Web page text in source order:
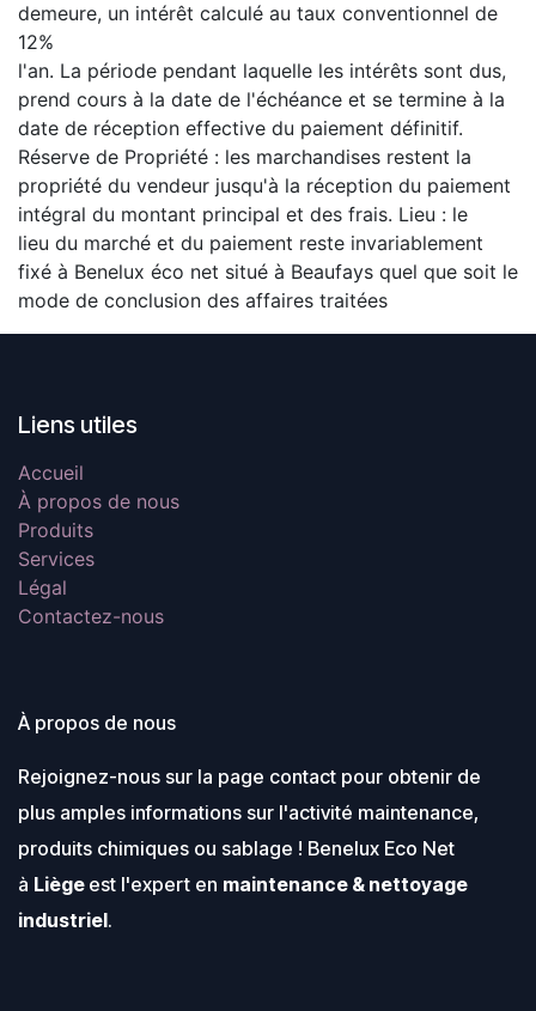
demeure, un intérêt calculé au taux conventionnel de
12%
l'an. La période pendant laquelle les intérêts sont dus,
prend cours à la date de l'échéance et se termine à la
date de réception effective du paiement définitif.
Réserve de Propriété : les marchandises restent la
propriété du vendeur jusqu'à la réception du paiement
intégral du montant principal et des frais. Lieu : le
lieu du marché et du paiement reste invariablement
fixé à Benelux éco net situé à Beaufays quel que soit le
mode de conclusion des affaires traitées
Liens utiles
Accueil
À propos de nous
Produits
Services
Légal
Contactez-nous
À propos de nous
Rejoignez-nous sur la page contact pour obtenir de
plus amples informations sur l'activité maintenance,
produits chimiques ou sablage ! Benelux Eco Net
à Liège est l'expert en maintenance & nettoyage
industriel.